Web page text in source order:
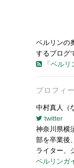
ベルリンの
するブログ
「ベル
プロフィ
中村真人（
twitter
神奈川県横
部を卒業後
ライター、
ベルリンガ